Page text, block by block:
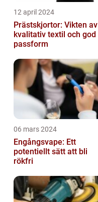
12 april 2024
Prästskjortor: Vikten av
kvalitativ textil och god
passform
06 mars 2024
Engångsvape: Ett
potentiellt sätt att bli
rökfri